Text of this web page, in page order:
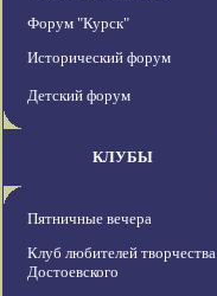
Форум "Курск"
Исторический форум
Детский форум
КЛУБЫ
Пятничные вечера
Клуб любителей творчества
Достоевского